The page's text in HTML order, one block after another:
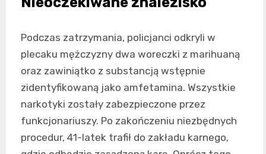
Podczas zatrzymania, policjanci odkryli w
plecaku mężczyzny dwa woreczki z marihuaną
oraz zawiniątko z substancją wstępnie
zidentyfikowaną jako amfetamina. Wszystkie
narkotyki zostały zabezpieczone przez
funkcjonariuszy. Po zakończeniu niezbędnych
procedur, 41-latek trafił do zakładu karnego,